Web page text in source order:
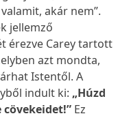
akár nem”.
jellemző
érezve Carey tartott
azt mondta,
Istentől. A
indult ki: „Húzd
Ez